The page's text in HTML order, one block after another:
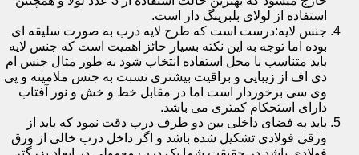
استفاده از لولای بلبرینگ دار است.
جنس لایه:درست است که طرح لایه درب به صورت سلیقه ای
بوده اما توجه به این نکته بسیار حائز اهمیت است که جنس لایه
باید متناسب با محل استفاده انتخاب شود به طور مثال جنس ام
دی اف از زیبایی و براقیت بیشتری نسبت به جنس ملامینه و پی
وی سی برخوردار است اما در مقابل خط و خش و نور آفتاب
دارای استحکام کمتری می باشد.
باید به فضای داخلی بین دو طرف درب دقت نمود که باید از
ورقی فولادی تشکیل شده باشد و اگر داخل درب خالی از ورق